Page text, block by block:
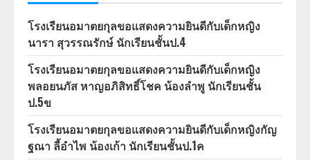
โรงเรียนอมาตยกุลขอแสดงความยินดีกับเด็กหญิง
นารา สุวรรณรักษ์ นักเรียนชั้นป.4
โรงเรียนอมาตยกุลขอแสดงความยินดีกับเด็กหญิง
พลอยนภัส หาญอภิสิทธิ์โชค น้องลำพู นักเรียนชั้น
ป.5ข
โรงเรียนอมาตยกุลขอแสดงความยินดีกับเด็กหญิงกัญ
ฐณา ลี้อำไพ น้องเก้า นักเรียนชั้นป.1ค